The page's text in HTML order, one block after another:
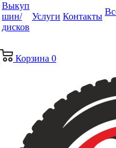
Выкуп
шин/
дисков
Услуги Контакты
Корзина 0